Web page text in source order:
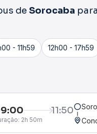
de Sorocaba para
- 11h59 12h00 - 17h59
11:50
2h 50m